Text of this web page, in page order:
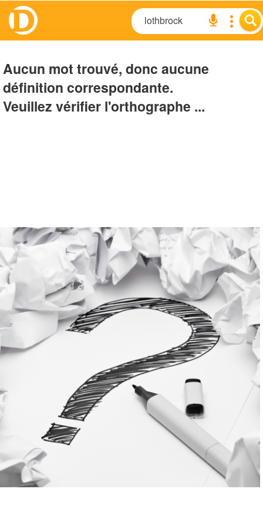
Aucun mot trouvé, donc aucune
définition correspondante.
Veuillez vérifier l'orthographe ...